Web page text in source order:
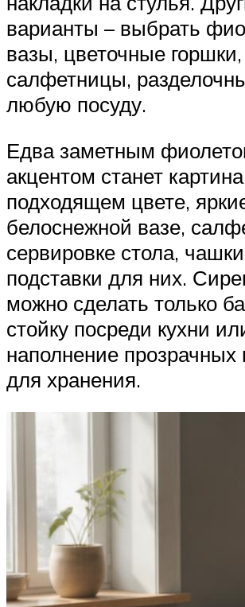
варианты – выбрать
вазы, цветочные горшки,
салфетницы,
любую посуду.
Едва заметным
акцентом станет
подходящем цвете,
белоснежной вазе,
сервировке стола,
подставки для них.
можно сделать только
стойку посреди кухни
наполнение
для хранения.